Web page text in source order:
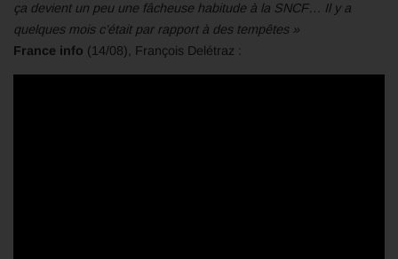
ça devient un peu une fâcheuse habitude à la SNCF… Il y a
quelques mois c’était par rapport à des tempêtes »
France info (14/08), François Delétraz :